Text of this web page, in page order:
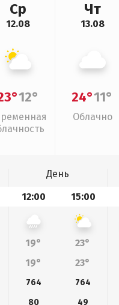
Ср
12.08
12°
Чт
13.08
24°11°
Облачно
День
12:00 15:00
19° 23°
19° 23°
764 764
80 49